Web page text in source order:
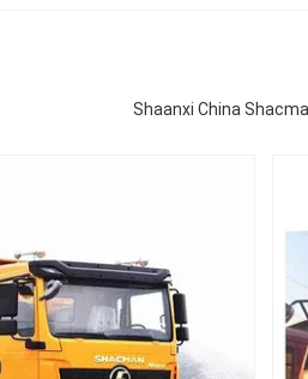
Shaanxi China